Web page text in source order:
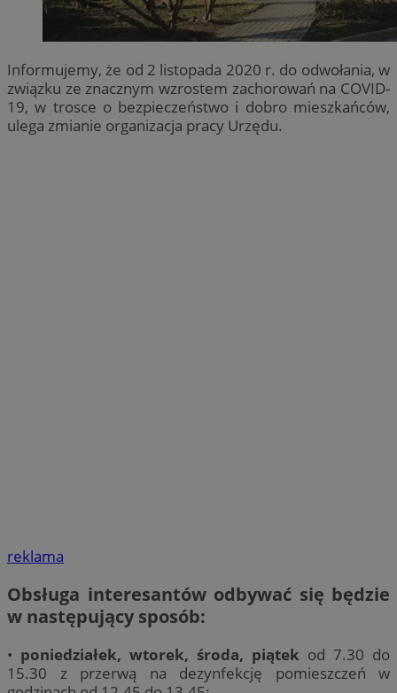
Informujemy, że od 2 listopada 2020 r. do odwołania, w
związku ze znacznym wzrostem zachorowań na COVID-
19, w trosce o bezpieczeństwo i dobro mieszkańców,
ulega zmianie organizacja pracy Urzędu.
reklama
Obsługa interesantów odbywać się będzie
w następujący sposób:
• poniedziałek, wtorek, środa, piątek od 7.30 do
15.30 z przerwą na dezynfekcję pomieszczeń w